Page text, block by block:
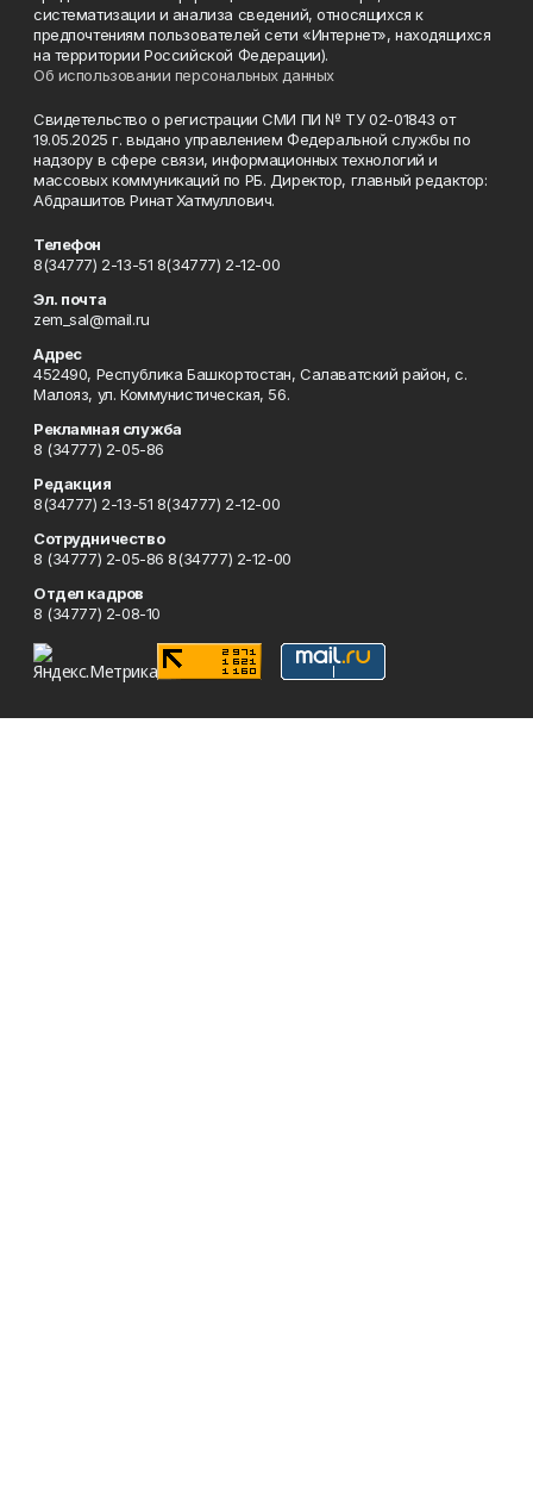
систематизации и анализа сведений, относящихся к
предпочтениям пользователей сети «Интернет», находящихся
на территории Российской Федерации).
Об использовании персональных данных
Свидетельство о регистрации СМИ ПИ № ТУ 02-01843 от
19.05.2025 г. выдано управлением Федеральной службы по
надзору в сфере связи, информационных технологий и
массовых коммуникаций по РБ. Директор, главный редактор:
Абдрашитов Ринат Хатмуллович.
Телефон
8(34777) 2-13-51 8(34777) 2-12-00
Эл. почта
zem_sal@mail.ru
Адрес
452490, Республика Башкортостан, Салаватский район, с.
Малояз, ул. Коммунистическая, 56.
Рекламная служба
8 (34777) 2-05-86
Редакция
8(34777) 2-13-51 8(34777) 2-12-00
Сотрудничество
8 (34777) 2-05-86 8(34777) 2-12-00
Отдел кадров
8 (34777) 2-08-10